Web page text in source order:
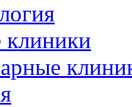
клиники